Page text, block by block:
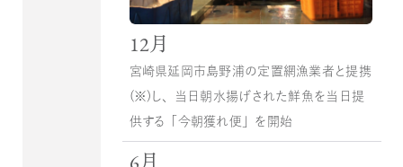
12月
宮崎県延岡市島野浦の定置網漁業者と提携
（※）し、当日朝水揚げされた鮮魚を当日提
供する「今朝獲れ便」を開始